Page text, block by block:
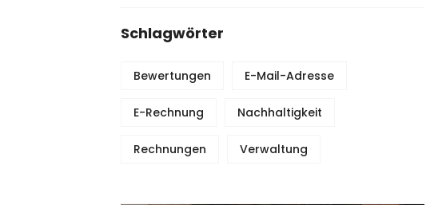
Schlagwörter
Bewertungen E-Mail-Adresse
E-Rechnung Nachhaltigkeit
Rechnungen Verwaltung